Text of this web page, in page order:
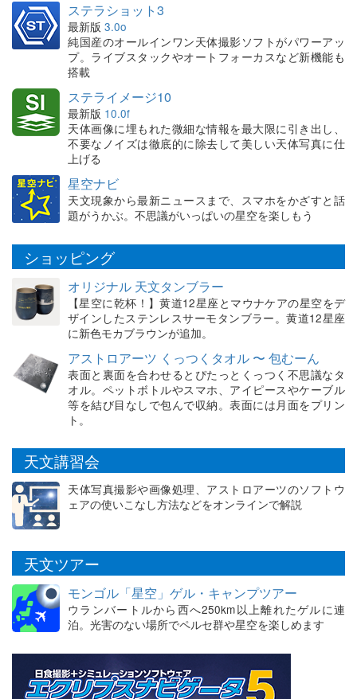
ステラショット3
最新版 3.0o
純国産のオールインワン天体撮影ソフトがパワーアッ
プ。ライブスタックやオートフォーカスなど新機能も
搭載
ステライメージ10
最新版 10.0f
天体画像に埋もれた微細な情報を最大限に引き出し、
不要なノイズは徹底的に除去して美しい天体写真に仕
上げる
星空ナビ
天文現象から最新ニュースまで、スマホをかざすと話
題がうかぶ。不思議がいっぱいの星空を楽しもう
ショッピング
オリジナル 天文タンブラー
【星空に乾杯！】黄道12星座とマウナケアの星空をデ
ザインしたステンレスサーモタンブラー。黄道12星座
に新色モカブラウンが追加。
アストロアーツ くっつくタオル 〜 包むーん
表面と裏面を合わせるとぴたっとくっつく不思議なタ
オル。ペットボトルやスマホ、アイピースやケーブル
等を結び目なしで包んで収納。表面には月面をプリン
ト。
天文講習会
天体写真撮影や画像処理、アストロアーツのソフトウ
ェアの使いこなし方法などをオンラインで解説
天文ツアー
モンゴル「星空」ゲル・キャンプツアー
ウランバートルから西へ250km以上離れたゲルに連
泊。光害のない場所でペルセ群や星空を楽しめます